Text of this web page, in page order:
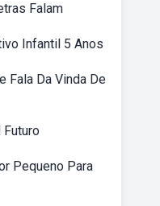
Falam
Infantil 5 Anos
Fala Da Vinda De
Futuro
Pequeno Para